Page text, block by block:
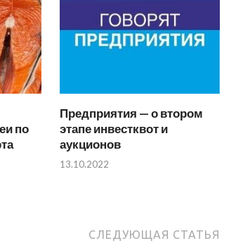
по
Предприятия — о втором
этапе инвестквот и
аукционов
13.10.2022
СЛЕДУЮЩАЯ СТАТЬЯ